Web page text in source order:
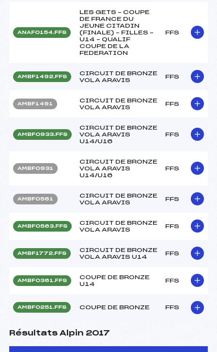
ANAF0154.FFS
LES GETS – COUPE
DE FRANCE DU
JEUNE CITADIN
(FINALE) – FILLES –
U14 – QUALIF
COUPE DE LA
FEDERATION
FFS
AMBF1492.FFS
CIRCUIT DE BRONZE
VOLA ARAVIS
FFS
AMBF1491
CIRCUIT DE BRONZE
VOLA ARAVIS
FFS
AMBF0933.FFS
CIRCUIT DE BRONZE
VOLA ARAVIS
U14/U16
FFS
AMBF0931
CIRCUIT DE BRONZE
VOLA ARAVIS
U14/U16
FFS
AMBF0561
CIRCUIT DE BRONZE
VOLA ARAVIS
FFS
AMBF0563.FFS
CIRCUIT DE BRONZE
VOLA ARAVIS
FFS
AMBF1772.FFS
CIRCUIT DE BRONZE
VOLA ARAVIS U14
FFS
AMBF0361.FFS
COUPE DE BRONZE
U14
FFS
AMBF0251.FFS COUPE DE BRONZE FFS
Résultats Alpin 2017